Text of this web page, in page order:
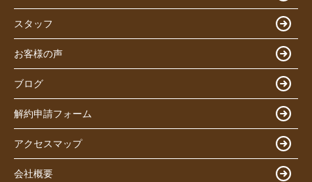
スタッフ
お客様の声
ブログ
解約申請フォーム
アクセスマップ
会社概要